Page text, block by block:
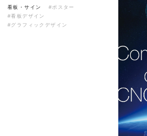
看板・サイン
#ポスター
#看板デザイン
#グラフィックデザイン